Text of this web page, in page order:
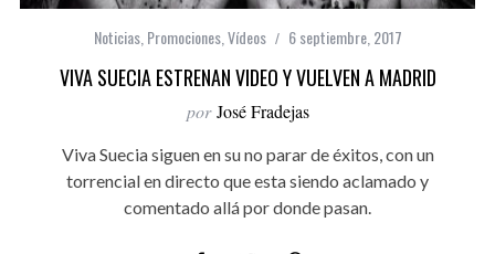
Noticias, Promociones, Vídeos 6 septiembre, 2017
VIVA SUECIA ESTRENAN VIDEO Y VUELVEN A MADRID
por José Fradejas
Viva Suecia siguen en su no parar de éxitos, con un
torrencial en directo que esta siendo aclamado y
comentado allá por donde pasan.